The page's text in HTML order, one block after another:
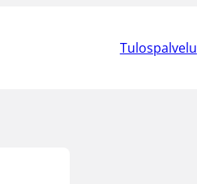
Tulospalvelu